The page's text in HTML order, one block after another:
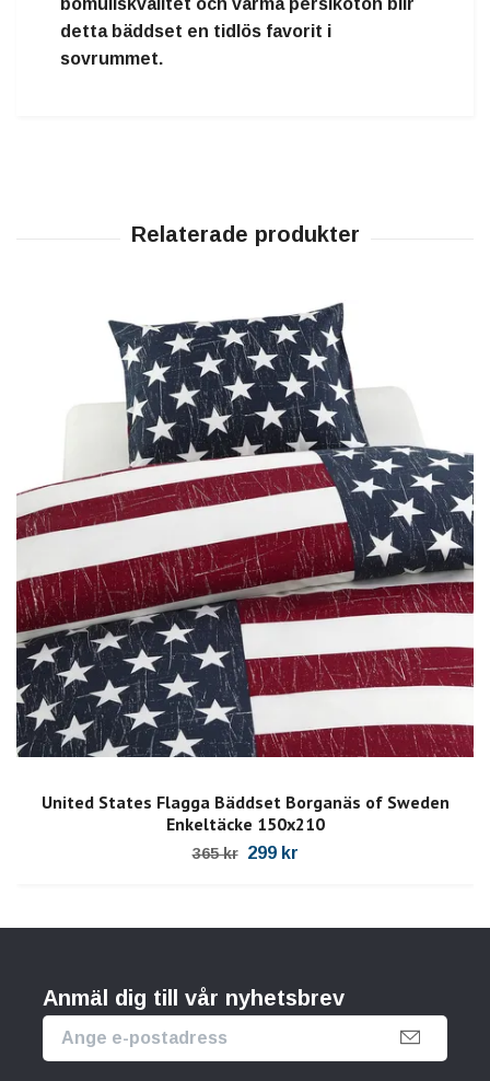
bomullskvalitet och varma persikoton blir
detta bäddset en tidlös favorit i
sovrummet.
United States Flagga Bäddset Borganäs of Sweden
Enkeltäcke 150x210
365 kr 299 kr
Anmäl dig till vår nyhetsbrev